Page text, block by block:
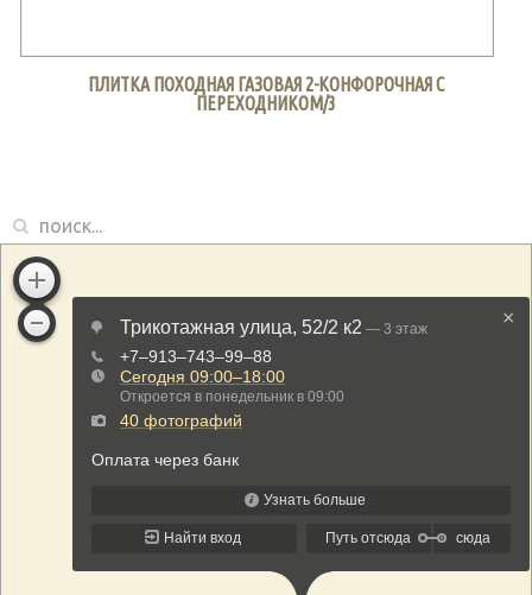
ПЛИТКА ПОХОДНАЯ ГАЗОВАЯ 2-КОНФОРОЧНАЯ С
ПЕРЕХОДНИКОМ/3